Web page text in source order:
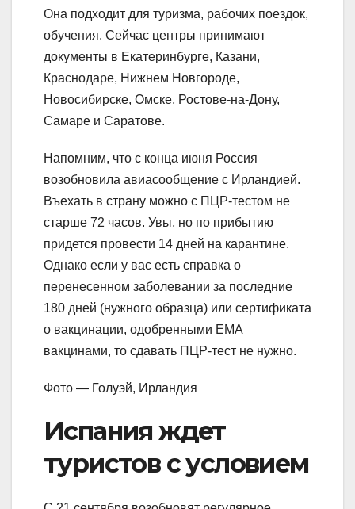
Она подходит для туризма, рабочих поездок,
обучения. Сейчас центры принимают
документы в Екатеринбурге, Казани,
Краснодаре, Нижнем Новгороде,
Новосибирске, Омске, Ростове-на-Дону,
Самаре и Саратове.
Напомним, что с конца июня Россия
возобновила авиасообщение с Ирландией.
Въехать в страну можно с ПЦР-тестом не
старше 72 часов. Увы, но по прибытию
придется провести 14 дней на карантине.
Однако если у вас есть справка о
перенесенном заболевании за последние
180 дней (нужного образца) или сертификата
о вакцинации, одобренными ЕМА
вакцинами, то сдавать ПЦР-тест не нужно.
Фото — Голуэй, Ирландия
Испания ждет
туристов с условием